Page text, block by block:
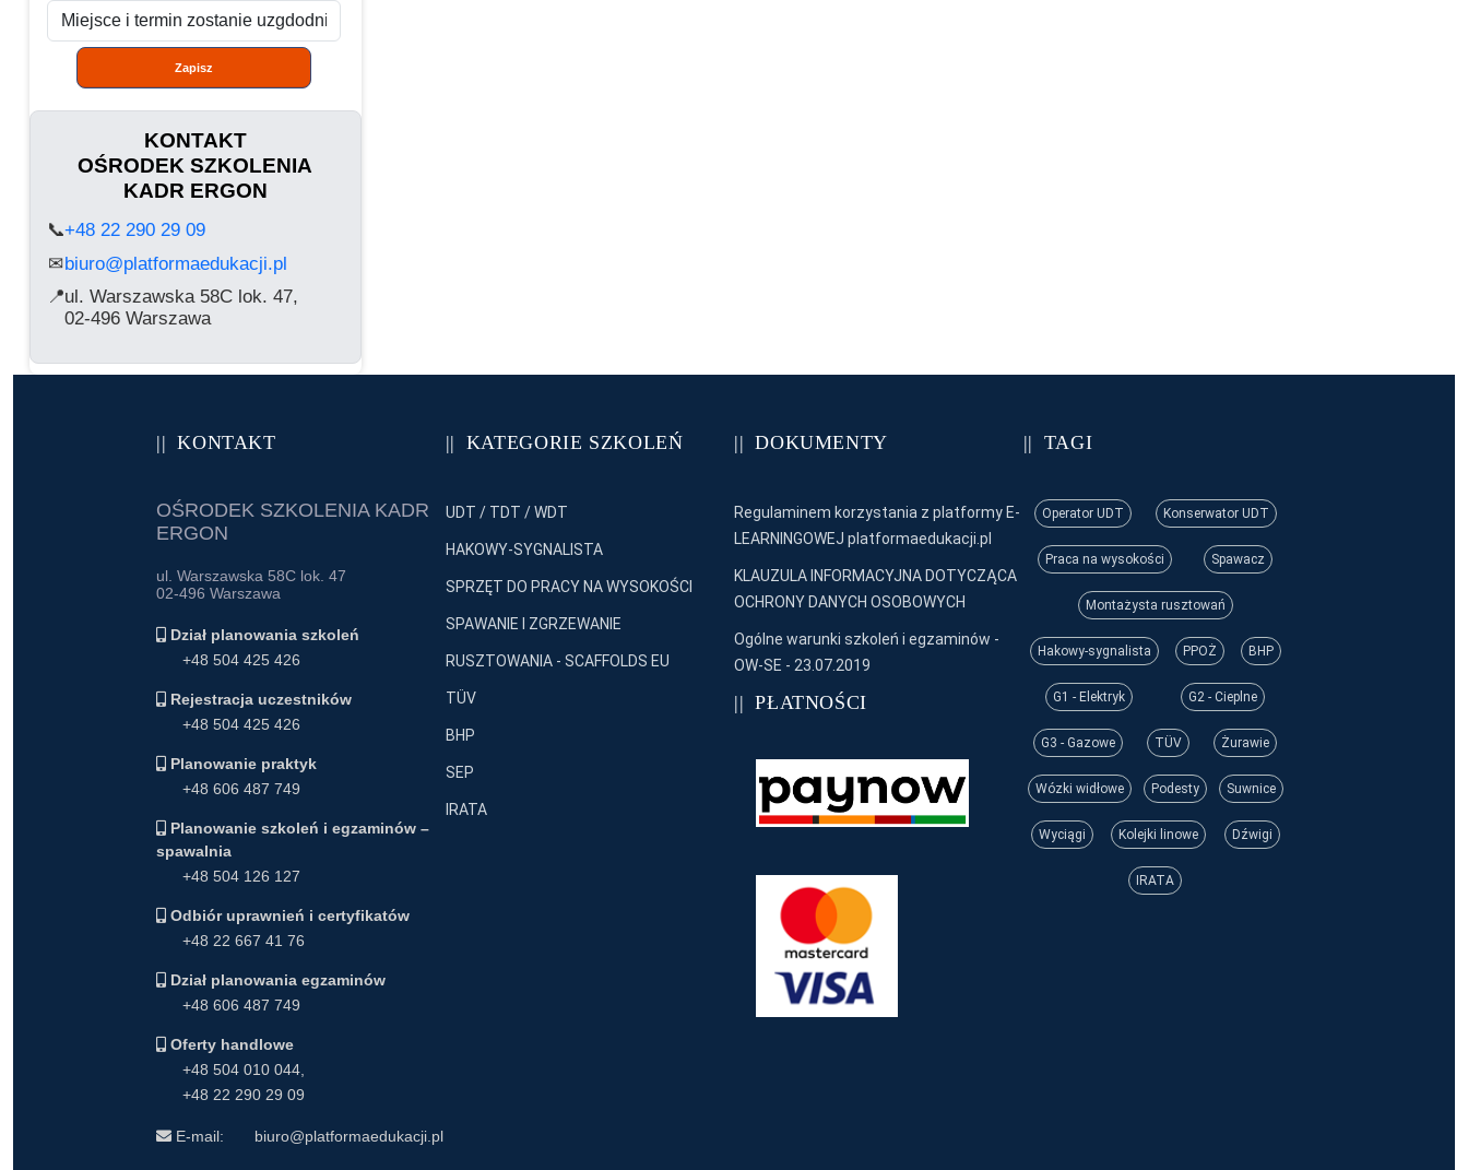
Zapisz
KONTAKT
OŚRODEK SZKOLENIA
KADR ERGON
📞+48 22 290 29 09
✉biuro@platformaedukacji.pl
📍ul. Warszawska 58C lok. 47,
02-496 Warszawa
KONTAKT
OŚRODEK SZKOLENIA KADR
ERGON
ul. Warszawska 58C lok. 47
02-496 Warszawa
Dział planowania szkoleń
+48 504 425 426
Rejestracja uczestników
+48 504 425 426
Planowanie praktyk
+48 606 487 749
Planowanie szkoleń i egzaminów –
spawalnia
+48 504 126 127
Odbiór uprawnień i certyfikatów
+48 22 667 41 76
Dział planowania egzaminów
+48 606 487 749
Oferty handlowe
+48 504 010 044
+48 22 290 29 09
E-mail: biuro@platformaedukacji.pl
KATEGORIE SZKOLEŃ
UDT / TDT / WDT
HAKOWY-SYGNALISTA
SPRZĘT DO PRACY NA WYSOKOŚCI
SPAWANIE I ZGRZEWANIE
RUSZTOWANIA - SCAFFOLDS EU
TÜV
BHP
SEP
IRATA
DOKUMENTY
Regulaminem korzystania z platformy E-
LEARNINGOWEJ platformaedukacji.pl
KLAUZULA INFORMACYJNA DOTYCZĄCA
OCHRONY DANYCH OSOBOWYCH
Ogólne warunki szkoleń i egzaminów -
OW-SE - 23.07.2019
PŁATNOŚCI
TAGI
Operator UDT Konserwator UDT
Praca na wysokości Spawacz
Montażysta rusztowań
Hakowy-sygnalista PPOŻ BHP
G1 - Elektryk G2 - Cieplne
G3 - Gazowe TÜV Żurawie
Wózki widłowe Podesty Suwnice
Wyciągi Kolejki linowe Dźwigi
IRATA